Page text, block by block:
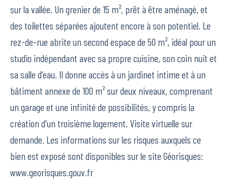
sur la vallée. Un grenier de 15 m², prêt à être aménagé, et
des toilettes séparées ajoutent encore à son potentiel. Le
rez-de-rue abrite un second espace de 50 m², idéal pour un
studio indépendant avec sa propre cuisine, son coin nuit et
sa salle d'eau. Il donne accès à un jardinet intime et à un
bâtiment annexe de 100 m² sur deux niveaux, comprenant
un garage et une infinité de possibilités, y compris la
création d'un troisième logement. Visite virtuelle sur
demande. Les informations sur les risques auxquels ce
bien est exposé sont disponibles sur le site Géorisques:
www.georisques.gouv.fr